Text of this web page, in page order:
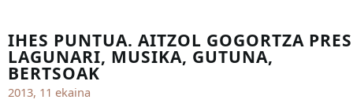
IHES PUNTUA. AITZOL GOGORTZA
LAGUNARI, MUSIKA, GUTUNA,
BERTSOAK
2013, 11 ekaina